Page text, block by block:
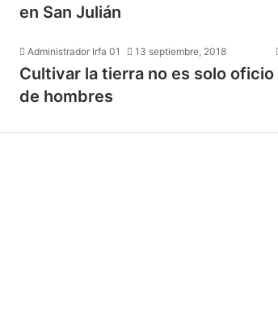
en San Julián
Administrador Irfa 01 13 septiembre, 2018
Cultivar la tierra no es solo oficio
de hombres